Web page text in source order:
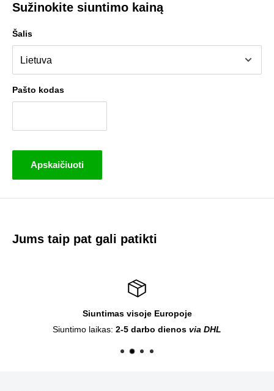
Sužinokite siuntimo kainą
Šalis
Pašto kodas
Apskaičiuoti
Jums taip pat gali patikti
Siuntimas visoje Europoje
Siuntimo laikas: 2-5 darbo dienos via DHL